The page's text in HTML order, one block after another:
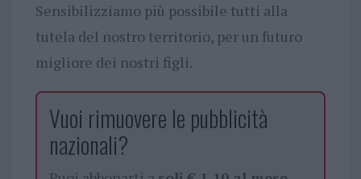
Sensibilizziamo più possibile tutti alla
tutela del nostro territorio, per un futuro
migliore dei nostri figli.
Vuoi rimuovere le pubblicità
nazionali?